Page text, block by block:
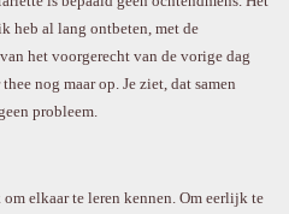
heb al lang ontbeten, met de
het voorgerecht van de vorige dag
nog maar op. Je ziet, dat samen
probleem.
elkaar te leren kennen. Om eerlijk te